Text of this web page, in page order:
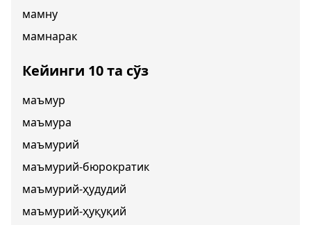
мамну
мамнарак
Кейинги 10 та сўз
маъмур
маъмура
маъмурий
маъмурий-бюрократик
маъмурий-ҳудудий
маъмурий-ҳуқуқий